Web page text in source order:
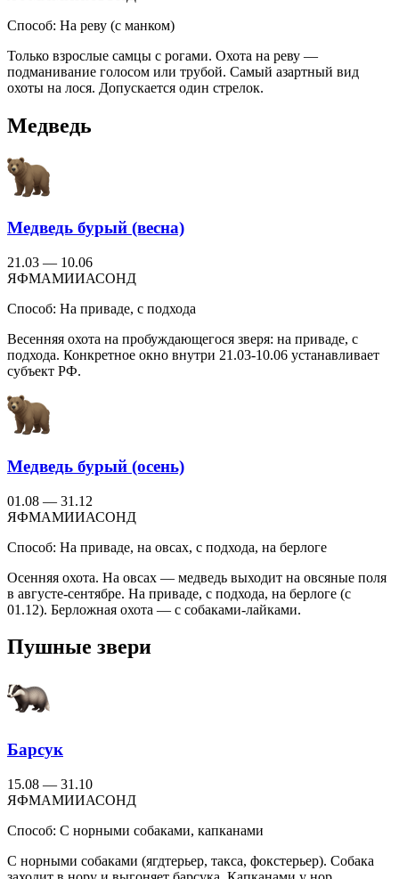
Способ: На реву (с манком)
Только взрослые самцы с рогами. Охота на реву —
подманивание голосом или трубой. Самый азартный вид
охоты на лося. Допускается один стрелок.
Медведь
Медведь бурый (весна)
21.03 — 10.06
ЯФМАМИИАСОНД
Способ: На приваде, с подхода
Весенняя охота на пробуждающегося зверя: на приваде, с
подхода. Конкретное окно внутри 21.03-10.06 устанавливает
субъект РФ.
Медведь бурый (осень)
01.08 — 31.12
ЯФМАМИИАСОНД
Способ: На приваде, на овсах, с подхода, на берлоге
Осенняя охота. На овсах — медведь выходит на овсяные поля
в августе-сентябре. На приваде, с подхода, на берлоге (с
01.12). Берложная охота — с собаками-лайками.
Пушные звери
Барсук
15.08 — 31.10
ЯФМАМИИАСОНД
Способ: С норными собаками, капканами
С норными собаками (ягдтерьер, такса, фокстерьер). Собака